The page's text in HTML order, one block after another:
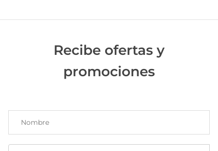
Recibe ofertas y
promociones